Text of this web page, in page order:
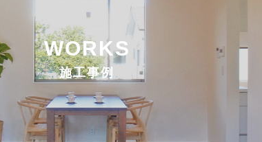
WORKS
施工事例